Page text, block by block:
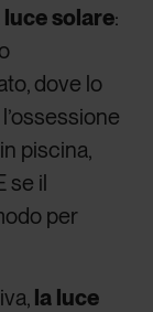
solare:
dove lo
piscina,
se il
per
la luce